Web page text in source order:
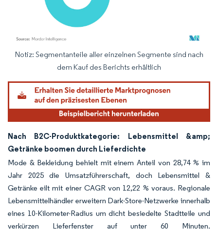
Bild © Mordor Intelligence. Wiederverwendung erfordert Namensnennung
Notiz: Segmentanteile aller einzelnen Segmente sind nach
dem Kauf des Berichts erhältlich
Nach B2C-Produktkategorie: Lebensmittel &amp;
Getränke boomen durch Lieferdichte
Mode & Bekleidung behielt mit einem Anteil von 28,74 % im
Jahr 2025 die Umsatzführerschaft, doch Lebensmittel &
Getränke eilt mit einer CAGR von 12,22 % voraus. Regionale
Lebensmittelhändler erweitern Dark-Store-Netzwerke innerhalb
eines 10-Kilometer-Radius um dicht besiedelte Stadtteile und
verkürzen Lieferfenster auf unter 60 Minuten.